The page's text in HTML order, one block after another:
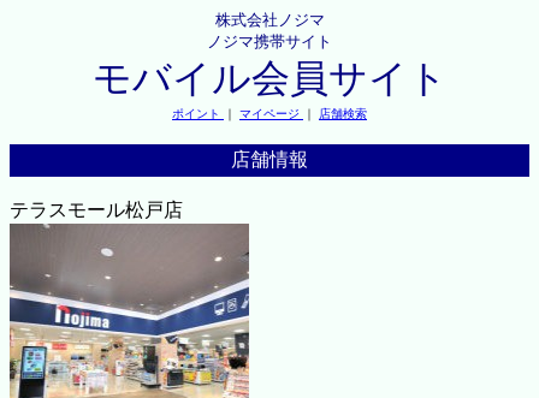
株式会社ノジマ
ノジマ携帯サイト
モバイル会員サイト
ポイント ｜ マイページ ｜ 店舗検索
店舗情報
テラスモール松戸店